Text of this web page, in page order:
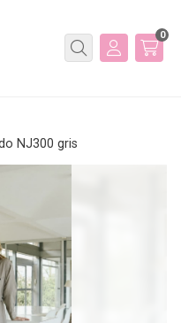
Buscar
0
NJ300 gris